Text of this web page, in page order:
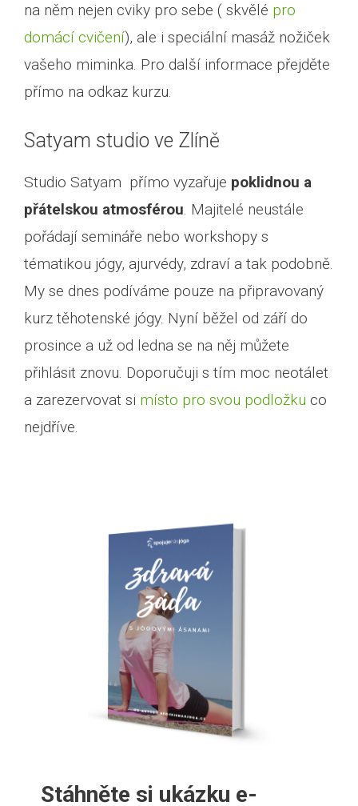
na něm nejen cviky pro sebe ( skvělé pro
domácí cvičení), ale i speciální masáž nožiček
vašeho miminka. Pro další informace přejděte
přímo na odkaz kurzu.
Satyam studio ve Zlíně
Studio Satyam přímo vyzařuje poklidnou a
přátelskou atmosférou. Majitelé neustále
pořádají semináře nebo workshopy s
tématikou jógy, ajurvédy, zdraví a tak podobně.
My se dnes podíváme pouze na připravovaný
kurz těhotenské jógy. Nyní běžel od září do
prosince a už od ledna se na něj můžete
přihlásit znovu. Doporučuji s tím moc neotálet
a zarezervovat si místo pro svou podložku co
nejdříve.
Stáhněte si ukázku e-